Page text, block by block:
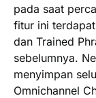
pada saat
fitur ini
dan Trained
sebelumnya.
menyimpan
Omnichannel